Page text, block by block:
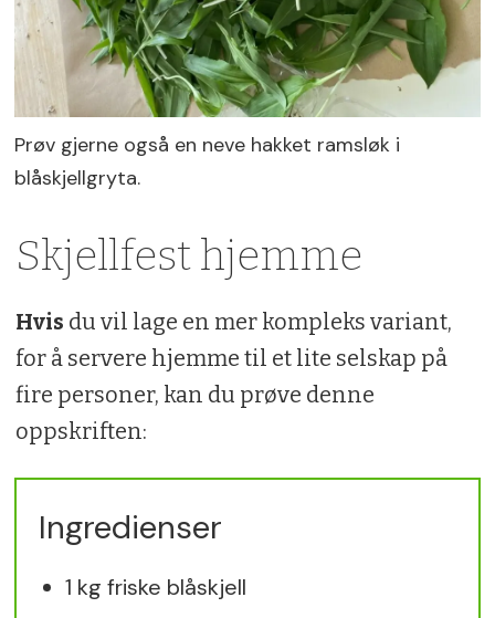
Prøv gjerne også en neve hakket ramsløk i
blåskjellgryta.
Skjellfest hjemme
Hvis du vil lage en mer kompleks variant,
for å servere hjemme til et lite selskap på
fire personer, kan du prøve denne
oppskriften:
Ingredienser
1 kg friske blåskjell